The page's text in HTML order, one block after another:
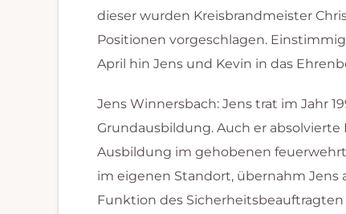
dieser wurden Kreisbrandmeister
Positionen vorgeschlagen.
April hin Jens und Kevin in das
Jens Winnersbach: Jens trat im Jahr
Grundausbildung. Auch er absolvierte
Ausbildung im gehobenen
im eigenen Standort, übernahm Jens
Funktion des